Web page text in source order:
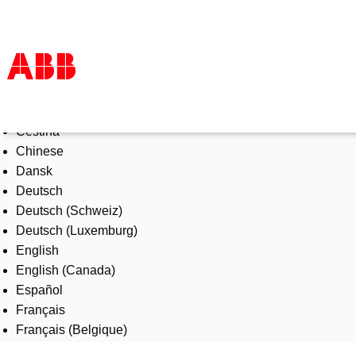
Produkter och tjänster
Industrier
Service
Om ABB
Här kan du köpa
Kontakta oss
Karriär på ABB
Čeština
Chinese
Dansk
Deutsch
Deutsch (Schweiz)
Deutsch (Luxemburg)
English
English (Canada)
Español
Français
Français (Belgique)